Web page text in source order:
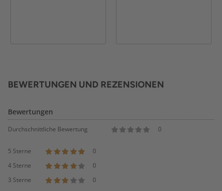
BEWERTUNGEN UND REZENSIONEN
Bewertungen
Durchschnittliche Bewertung 0
5 Sterne
0
4 Sterne
0
3 Sterne
0